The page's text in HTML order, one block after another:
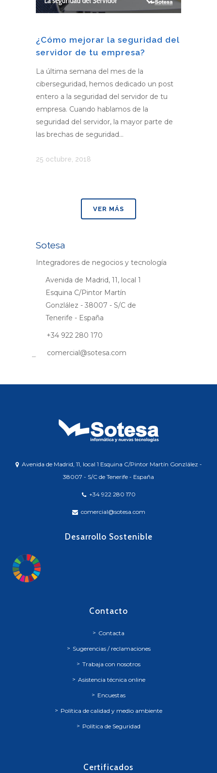
¿Cómo mejorar la seguridad del
servidor de tu empresa?
La última semana del mes de la
ciberseguridad, hemos dedicado un post
entero a la seguridad del servidor de tu
empresa. Cuando hablamos de la
seguridad del servidor, la mayor parte de
las brechas de seguridad...
25 octubre, 2018
VER MÁS
Sotesa
Integradores de negocios y tecnología
Avenida de Madrid, 11, local 1
Esquina C/Pintor Martín
Gonzlález - 38007 - S/C de
Tenerife - España
+34 922 280 170
comercial@sotesa.com
Avenida de Madrid, 11, local 1 Esquina C/Pintor Martín Gonzlález -
38007 - S/C de Tenerife - España
+34 922 280 170
comercial@sotesa.com
Desarrollo Sostenible
Contacto
Contacta
Sugerencias / reclamaciones
Trabaja con nosotros
Asistencia técnica online
Encuestas
Política de calidad y medio ambiente
Política de Seguridad
Certificados